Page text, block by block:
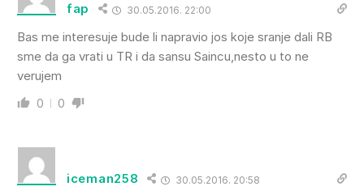
fap 30.05.2016. 22:00
Bas me interesuje bude li napravio jos koje sranje dali RB
sme da ga vrati u TR i da sansu Saincu,nesto u to ne
verujem
0 0
iceman258 30.05.2016. 20:58